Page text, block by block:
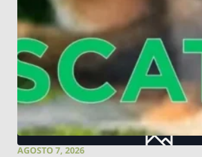
AGOSTO 7, 2026